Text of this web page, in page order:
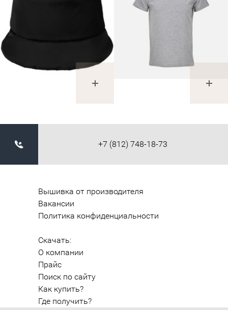
+7 (812) 748-18-73
Вышивка от производителя
Вакансии
Политика конфиденциальности
Скачать:
О компании
Прайс
Поиск по сайту
Как купить?
Где получить?